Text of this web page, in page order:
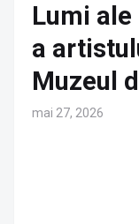
Lumi
a
Muzeul
mai 27, 2026